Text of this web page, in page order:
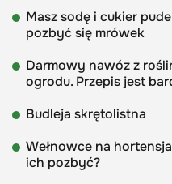
Masz sodę i cukier
pozbyć się mrówek
Darmowy nawóz z
ogrodu. Przepis jest
Budleja skrętolistna
Wełnowce na
ich pozbyć?